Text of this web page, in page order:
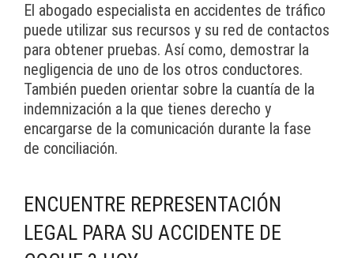
El abogado especialista en accidentes de tráfico
puede utilizar sus recursos y su red de contactos
para obtener pruebas. Así como, demostrar la
negligencia de uno de los otros conductores.
También pueden orientar sobre la cuantía de la
indemnización a la que tienes derecho y
encargarse de la comunicación durante la fase
de conciliación.
ENCUENTRE REPRESENTACIÓN
LEGAL PARA SU ACCIDENTE DE